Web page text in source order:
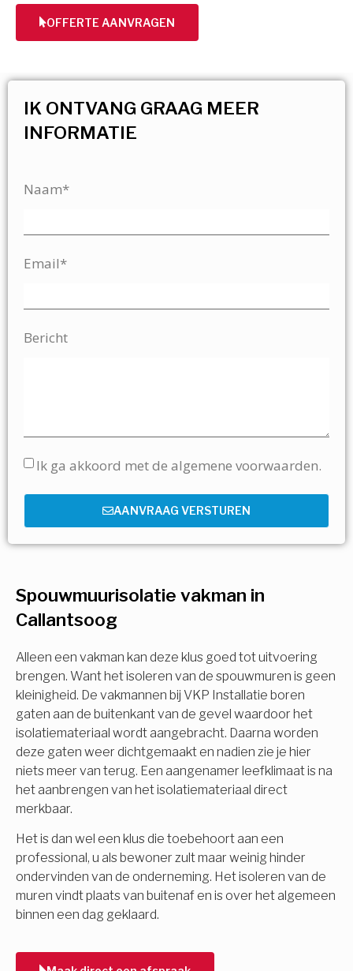
OFFERTE AANVRAGEN
Spouwmuurisolatie vakman in
Callantsoog
Alleen een vakman kan deze klus goed tot uitvoering
brengen. Want het isoleren van de spouwmuren is geen
kleinigheid. De vakmannen bij VKP Installatie boren
gaten aan de buitenkant van de gevel waardoor het
isolatiemateriaal wordt aangebracht. Daarna worden
deze gaten weer dichtgemaakt en nadien zie je hier
niets meer van terug. Een aangenamer leefklimaat is na
het aanbrengen van het isolatiemateriaal direct
merkbaar.
Het is dan wel een klus die toebehoort aan een
professional, u als bewoner zult maar weinig hinder
ondervinden van de onderneming. Het isoleren van de
muren vindt plaats van buitenaf en is over het algemeen
binnen een dag geklaard.
IK ONTVANG GRAAG MEER
INFORMATIE
Naam*
Email*
Bericht
Ik ga akkoord met de algemene voorwaarden.
AANVRAAG VERSTUREN